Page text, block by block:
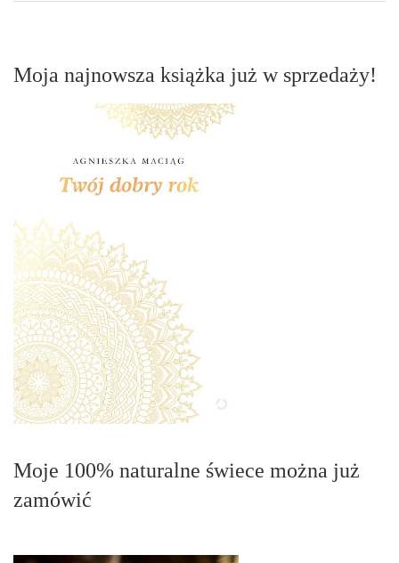
Moja najnowsza książka już w sprzedaży!
Moje 100% naturalne świece można już
zamówić